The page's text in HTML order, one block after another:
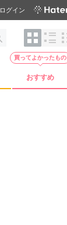
ログイン
おすすめ
買ってよかったもの